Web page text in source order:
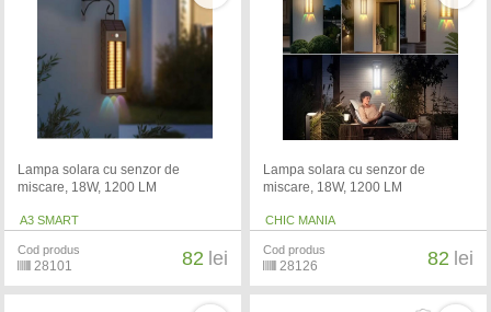
Lampa solara cu senzor de
miscare, 18W, 1200 LM
A3 SMART
Cod produs
28101 82 lei
Lampa solara cu senzor de
miscare, 18W, 1200 LM
CHIC MANIA
Cod produs
28126 82 lei